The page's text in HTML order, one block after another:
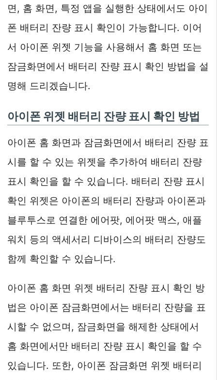
면, 홈 화면, 특정 앱을 실행한 상태에서도 아이
폰 배터리 잔량 표시 확인이 가능합니다. 이어
서 아이폰 위젯 기능을 사용해서 홈 화면 또는
잠금화면에서 배터리 잔량 표시 확인 방법을 설
명해 드리겠습니다.
아이폰 위젯 배터리 잔량 표시 확인 방법
아이폰 홈 화면과 잠금화면에서 배터리 잔량 표
시를 할 수 있는 위젯을 추가하여 배터리 잔량
표시 확인을 할 수 있습니다. 배터리 잔량 표시
확인 위젯은 아이폰의 배터리 잔량과 아이폰과
블루투스로 연결한 에어팟, 에어팟 맥스, 애플
워치 등의 액세서리 디바이스의 배터리 잔량도
함께 확인할 수 있습니다.
아이폰 홈 화면 위젯 배터리 잔량 표시 확인 방
법은 아이폰 잠금화면에서는 배터리 잔량을 표
시할 수 없으며, 잠금화면을 해제한 상태에서
홈 화면에서만 배터리 잔량 표시 확인을 할 수
있습니다. 또한, 아이폰 잠금화면 위젯 배터리